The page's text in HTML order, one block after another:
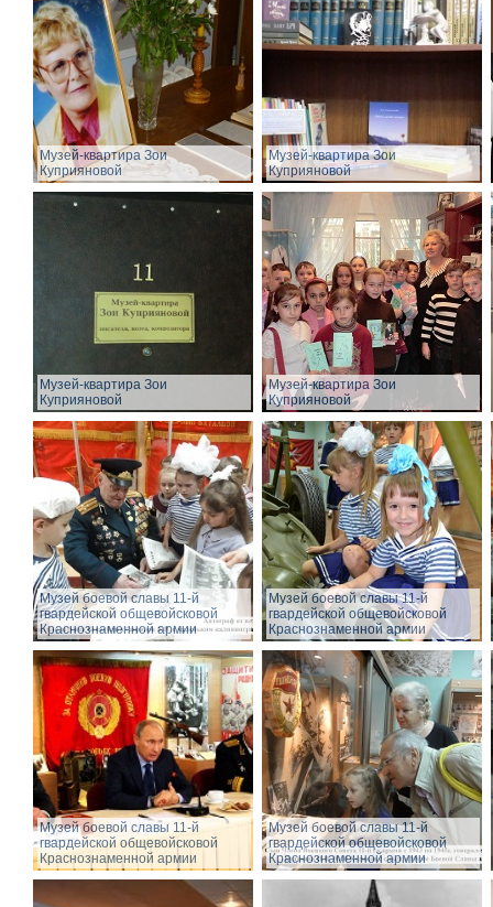
Музей-квартира Зои
Куприяновой
Музей-квартира Зои
Куприяновой
Музей-квартира Зои
Куприяновой
Музей-квартира Зои
Куприяновой
Музей боевой славы 11-й
гвардейской общевойсковой
Краснознаменной армии
Музей боевой славы 11-й
гвардейской общевойсковой
Краснознаменной армии
Музей боевой славы 11-й
гвардейской общевойсковой
Краснознаменной армии
Музей боевой славы 11-й
гвардейской общевойсковой
Краснознаменной армии